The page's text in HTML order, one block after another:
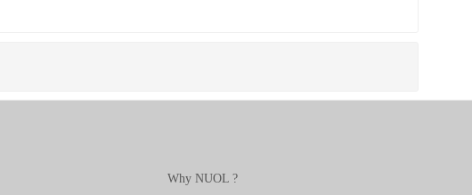
Why NUOL ?